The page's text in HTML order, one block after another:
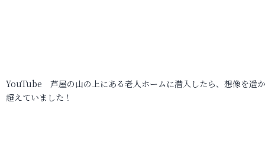
YouTube 芦屋の山の上にある老人ホームに潜入したら、想像を遥
超えていました！